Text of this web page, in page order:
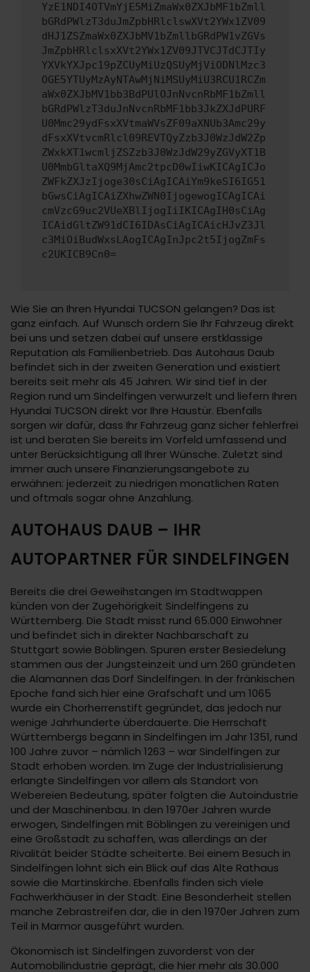
YzE1NDI4OTVmYjE5MiZmaWx0ZXJbMF1bZmll
bGRdPWlzT3duJmZpbHRlclswXVt2YWx1ZV09
dHJ1ZSZmaWx0ZXJbMV1bZmllbGRdPW1vZGVs
JmZpbHRlclsxXVt2YWx1ZV09JTVCJTdCJTIy
YXVkYXJpc19pZCUyMiUzQSUyMjViODNlMzc3
OGE5YTUyMzAyNTAwMjNiMSUyMiU3RCU1RCZm
aWx0ZXJbMV1bb3BdPUlOJnNvcnRbMF1bZmll
bGRdPWlzT3duJnNvcnRbMF1bb3JkZXJdPURF
U0Mmc29ydFsxXVtmaWVsZF09aXNUb3Amc29y
dFsxXVtvcmRlcl09REVTQyZzb3J0WzJdW2Zp
ZWxkXT1wcmljZSZzb3J0WzJdW29yZGVyXT1B
U0MmbGltaXQ9MjAmc2tpcD0wIiwKICAgICJo
ZWFkZXJzIjoge30sCiAgICAiYm9keSI6IG51
bGwsCiAgICAiZXhwZWN0IjogewogICAgICAi
cmVzcG9uc2VUeXBlIjogIiIKICAgIH0sCiAg
ICAidGltZW91dCI6IDAsCiAgICAicHJvZ3Jl
c3MiOiBudWxsLAogICAgInJpc2t5IjogZmFs
c2UKICB9Cn0=
Wie Sie an Ihren Hyundai TUCSON gelangen? Das ist
ganz einfach. Auf Wunsch ordern Sie Ihr Fahrzeug direkt
bei uns und setzen dabei auf unsere erstklassige
Reputation als Familienbetrieb. Das Autohaus Daub
befindet sich in der zweiten Generation und existiert
bereits seit mehr als 45 Jahren. Wir sind tief in der
Region rund um Sindelfingen verwurzelt und liefern Ihren
Hyundai TUCSON direkt vor Ihre Haustür. Ebenfalls
sorgen wir dafür, dass Ihr Fahrzeug ganz sicher fehlerfrei
ist und beraten Sie bereits im Vorfeld umfassend und
unter Berücksichtigung all Ihrer Wünsche. Zuletzt sind
immer auch unsere Finanzierungsangebote zu
erwähnen: jederzeit zu niedrigen monatlichen Raten
und oftmals sogar ohne Anzahlung.
AUTOHAUS DAUB – IHR
AUTOPARTNER FÜR SINDELFINGEN
Bereits die drei Geweihstangen im Stadtwappen
künden von der Zugehörigkeit Sindelfingens zu
Württemberg. Die Stadt misst rund 65.000 Einwohner
und befindet sich in direkter Nachbarschaft zu
Stuttgart sowie Böblingen. Spuren erster Besiedelung
stammen aus der Jungsteinzeit und um 260 gründeten
die Alamannen das Dorf Sindelfingen. In der fränkischen
Epoche fand sich hier eine Grafschaft und um 1065
wurde ein Chorherrenstift gegründet, das jedoch nur
wenige Jahrhunderte überdauerte. Die Herrschaft
Württembergs begann in Sindelfingen im Jahr 1351, rund
100 Jahre zuvor – nämlich 1263 – war Sindelfingen zur
Stadt erhoben worden. Im Zuge der Industrialisierung
erlangte Sindelfingen vor allem als Standort von
Webereien Bedeutung, später folgten die Autoindustrie
und der Maschinenbau. In den 1970er Jahren wurde
erwogen, Sindelfingen mit Böblingen zu vereinigen und
eine Großstadt zu schaffen, was allerdings an der
Rivalität beider Städte scheiterte. Bei einem Besuch in
Sindelfingen lohnt sich ein Blick auf das Alte Rathaus
sowie die Martinskirche. Ebenfalls finden sich viele
Fachwerkhäuser in der Stadt. Eine Besonderheit stellen
manche Zebrastreifen dar, die in den 1970er Jahren zum
Teil in Marmor ausgeführt wurden.
Ökonomisch ist Sindelfingen zuvorderst von der
Automobilindustrie geprägt, die hier mehr als 30.000